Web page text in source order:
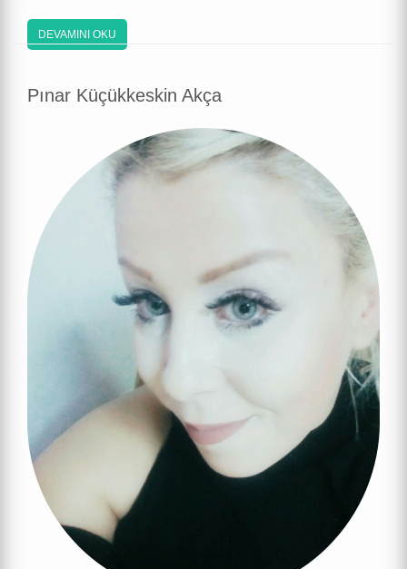
DEVAMINI OKU
Pınar Küçükkeskin Akça